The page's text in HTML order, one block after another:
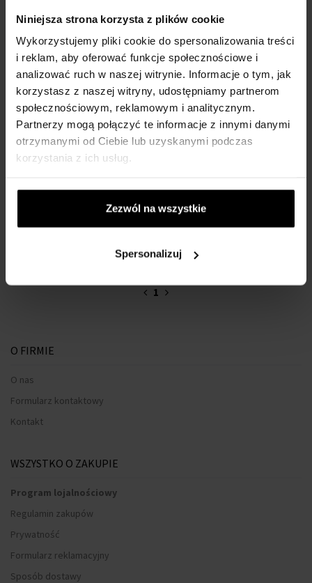
Niniejsza strona korzysta z plików cookie
Wykorzystujemy pliki cookie do spersonalizowania treści
i reklam, aby oferować funkcje społecznościowe i
analizować ruch w naszej witrynie. Informacje o tym, jak
korzystasz z naszej witryny, udostępniamy partnerom
społecznościowym, reklamowym i analitycznym.
Partnerzy mogą połączyć te informacje z innymi danymi
otrzymanymi od Ciebie lub uzyskanymi podczas
korzystania z ich usług.
Zezwól na wszystkie
Spersonalizuj
Garmin VENU 3S Sage
Gray/Silver Gray - Zegarek
Smartwatche - Unisex
1
O FIRMIE
O nas
Formularz kontaktowy
Kontakt
WSZYSTKO O ZAKUPIE
Program lojalnościowy
Regulamin zakupów
Prywatność
Formularz reklamacyjny
Sposób dostawy